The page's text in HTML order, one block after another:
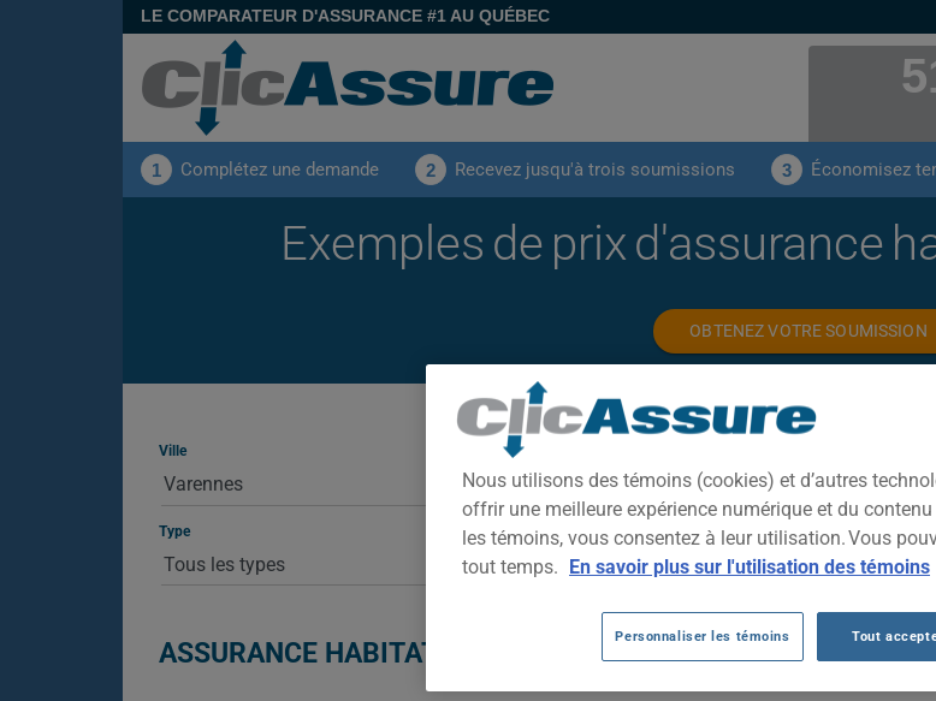
LE COMPARATEUR D'ASSURANCE #1 AU QUÉBEC
1 Complétez une demande 2 Recevez jusqu'à trois soumissions 3 Économisez
Exemples de prix d'assurance
OBTENEZ VOTRE SOUMISSION
Ville
Type
ASSURANCE HABITATION À VARENNES
Nous utilisons des témoins (cookies) et d’autres
offrir une meilleure expérience numérique et du
les témoins, vous consentez à leur utilisation. Vous
tout temps. En savoir plus sur l'utilisation des témoins
Personnaliser les témoins Tout